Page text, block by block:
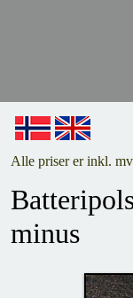
Alle priser er inkl.
minus